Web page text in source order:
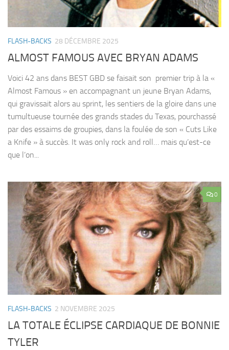
FLASH-BACKS 28 DÉCEMBRE 2025
ALMOST FAMOUS AVEC BRYAN ADAMS
Voici 42 ans dans BEST GBD se faisait son premier trip à la «
Almost Famous » en accompagnant un jeune Bryan Adams,
qui gravissait alors au sprint, les sentiers de la gloire dans une
tumultueuse tournée des grands stades du Texas, pourchassé
par des essaims de groupies, dans la foulée de son « Cuts Like
a Knife » à succès. It was only rock and roll… mais qu’est-ce
que l’on...
0
FLASH-BACKS 2 NOVEMBRE 2025
LA TOTALE ÉCLIPSE CARDIAQUE DE BONNIE
TYLER